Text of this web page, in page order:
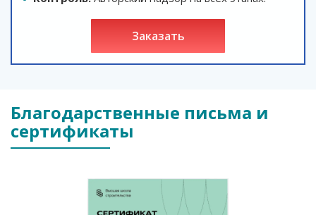
заказать
Благодарственные письма и
сертификаты